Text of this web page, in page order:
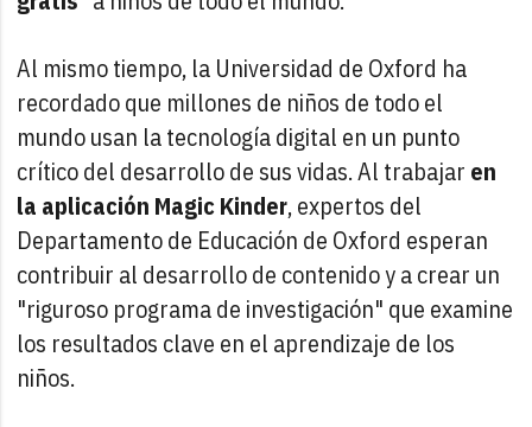
Al mismo tiempo, la Universidad de Oxford ha
recordado que millones de niños de todo el
mundo usan la tecnología digital en un punto
crítico del desarrollo de sus vidas. Al trabajar en
la aplicación Magic Kinder, expertos del
Departamento de Educación de Oxford esperan
contribuir al desarrollo de contenido y a crear un
"riguroso programa de investigación" que examine
los resultados clave en el aprendizaje de los
niños.